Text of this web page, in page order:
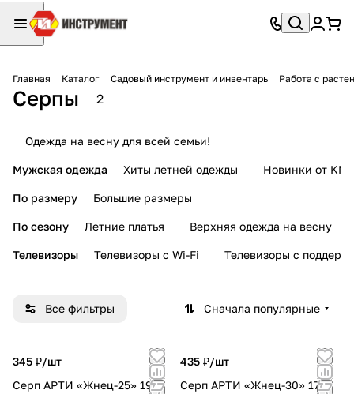
Главная Каталог Садовый инструмент и инвентарь Работа с
Серпы 2
Одежда на весну для всей семьи!
Мужская одежда Хиты летней одежды Новинки от KMI
По размеру Большие размеры
По сезону Летние платья Верхняя одежда на весну
Телевизоры Телевизоры с Wi-Fi Телевизоры с
Все фильтры Сначала популярные
345 ₽/шт
Серп АРТИ «Жнец-25» 190
435 ₽/шт
Серп АРТИ «Жнец-30» 170